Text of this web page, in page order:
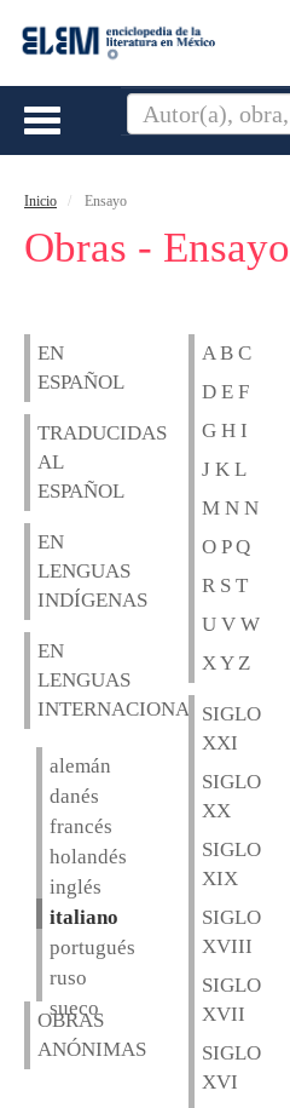
Toggle
Inicio Ensayo
Obras - Ensayo
EN
ESPAÑOL
TRADUCIDAS
AL
ESPAÑOL
EN
LENGUAS
INDÍGENAS
EN
LENGUAS
INTERNACIONALES
alemán
danés
francés
holandés
inglés
italiano
portugués
ruso
sueco
OBRAS
ANÓNIMAS
A B C
D E F
G H I
J K L
M N N
O P Q
R S T
U V W
X Y Z
SIGLO
XXI
SIGLO
XX
SIGLO
XIX
SIGLO
XVIII
SIGLO
XVII
SIGLO
XVI